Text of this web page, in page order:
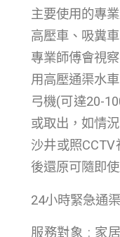
主要使用的專業
高壓車、吸糞
專業師傅會視
用高壓通渠水
弓機(可達20-
或取出，如情
沙井或照
後還原可隨即使
24小時緊急通
服務對象 : 家